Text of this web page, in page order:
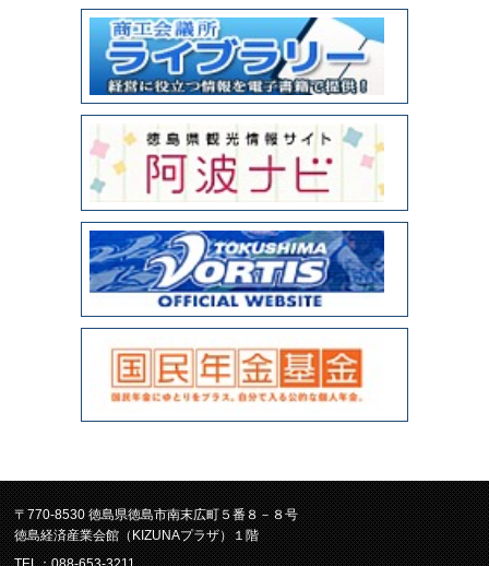
〒770-8530 徳島県徳島市南末広町５番８－８号
徳島経済産業会館（KIZUNAプラザ）１階